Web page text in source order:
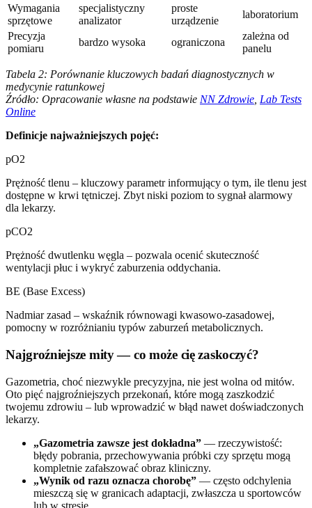
Wymagania
sprzętowe
specjalistyczny
analizator
proste
urządzenie
laboratorium
Precyzja
pomiaru
bardzo wysoka ograniczona
zależna od
panelu
Tabela 2: Porównanie kluczowych badań diagnostycznych w
medycynie ratunkowej
Źródło: Opracowanie własne na podstawie NN Zdrowie Lab Tests
Online
Definicje najważniejszych pojęć:
pO2
Prężność tlenu – kluczowy parametr informujący o tym, ile tlenu jest
dostępne w krwi tętniczej. Zbyt niski poziom to sygnał alarmowy
dla lekarzy.
pCO2
Prężność dwutlenku węgla – pozwala ocenić skuteczność
wentylacji płuc i wykryć zaburzenia oddychania.
BE (Base Excess)
Nadmiar zasad – wskaźnik równowagi kwasowo-zasadowej,
pomocny w rozróżnianiu typów zaburzeń metabolicznych.
Najgroźniejsze mity — co może cię zaskoczyć?
Gazometria, choć niezwykle precyzyjna, nie jest wolna od mitów.
Oto pięć najgroźniejszych przekonań, które mogą zaszkodzić
twojemu zdrowiu – lub wprowadzić w błąd nawet doświadczonych
lekarzy.
„Gazometria zawsze jest dokładna” — rzeczywistość:
błędy pobrania, przechowywania próbki czy sprzętu mogą
kompletnie zafałszować obraz kliniczny.
„Wynik od razu oznacza chorobę” — często odchylenia
mieszczą się w granicach adaptacji, zwłaszcza u sportowców
lub w stresie.